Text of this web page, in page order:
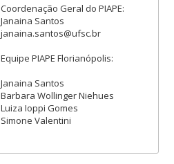
Coordenação Geral do PIAPE:
Janaina Santos
janaina.santos@ufsc.br
Equipe PIAPE Florianópolis:
Janaina Santos
Barbara Wollinger Niehues
Luiza Ioppi Gomes
Simone Valentini